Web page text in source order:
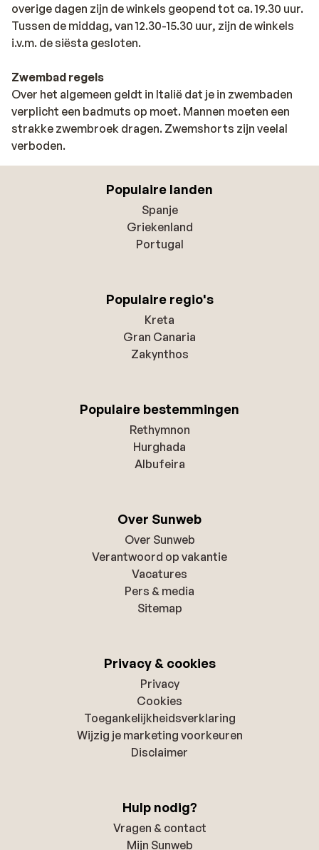
overige dagen zijn de winkels geopend tot ca. 19.30 uur.
Tussen de middag, van 12.30-15.30 uur, zijn de winkels
i.v.m. de siësta gesloten.
Zwembad regels
Over het algemeen geldt in Italië dat je in zwembaden
verplicht een badmuts op moet. Mannen moeten een
strakke zwembroek dragen. Zwemshorts zijn veelal
verboden.
Populaire landen
Spanje
Griekenland
Portugal
Populaire regio's
Kreta
Gran Canaria
Zakynthos
Populaire bestemmingen
Rethymnon
Hurghada
Albufeira
Over Sunweb
Over Sunweb
Verantwoord op vakantie
Vacatures
Pers & media
Sitemap
Privacy & cookies
Privacy
Cookies
Toegankelijkheidsverklaring
Wijzig je marketing voorkeuren
Disclaimer
Hulp nodig?
Vragen & contact
Mijn Sunweb